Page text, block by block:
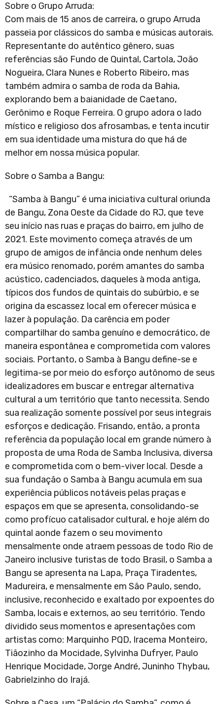
Sobre o Grupo Arruda:
Com mais de 15 anos de carreira, o grupo Arruda
passeia por clássicos do samba e músicas autorais.
Representante do autêntico gênero, suas
referências são Fundo de Quintal, Cartola, João
Nogueira, Clara Nunes e Roberto Ribeiro, mas
também admira o samba de roda da Bahia,
explorando bem a baianidade de Caetano,
Gerônimo e Roque Ferreira. O grupo adora o lado
místico e religioso dos afrosambas, e tenta incutir
em sua identidade uma mistura do que há de
melhor em nossa música popular.
Sobre o Samba a Bangu:
“Samba à Bangu” é uma iniciativa cultural oriunda
de Bangu, Zona Oeste da Cidade do RJ, que teve
seu início nas ruas e praças do bairro, em julho de
2021. Este movimento começa através de um
grupo de amigos de infância onde nenhum deles
era músico renomado, porém amantes do samba
acústico, cadenciados, daqueles à moda antiga,
típicos dos fundos de quintais do subúrbio, e se
origina da escassez local em oferecer música e
lazer à população. Da carência em poder
compartilhar do samba genuíno e democrático, de
maneira espontânea e comprometida com valores
sociais. Portanto, o Samba à Bangu define-se e
legitima-se por meio do esforço autônomo de seus
idealizadores em buscar e entregar alternativa
cultural a um território que tanto necessita. Sendo
sua realização somente possível por seus integrais
esforços e dedicação. Frisando, então, a pronta
referência da população local em grande número à
proposta de uma Roda de Samba Inclusiva, diversa
e comprometida com o bem-viver local. Desde a
sua fundação o Samba à Bangu acumula em sua
experiência públicos notáveis pelas praças e
espaços em que se apresenta, consolidando-se
como profícuo catalisador cultural, e hoje além do
quintal aonde fazem o seu movimento
mensalmente onde atraem pessoas de todo Rio de
Janeiro inclusive turistas de todo Brasil, o Samba a
Bangu se apresenta na Lapa, Praça Tiradentes,
Madureira, e mensalmente em São Paulo, sendo,
inclusive, reconhecido e exaltado por expoentes do
Samba, locais e externos, ao seu território. Tendo
dividido seus momentos e apresentações com
artistas como: Marquinho PQD, Iracema Monteiro,
Tiãozinho da Mocidade, Sylvinha Dufryer, Paulo
Henrique Mocidade, Jorge André, Juninho Thybau,
Gabrielzinho do Irajá.